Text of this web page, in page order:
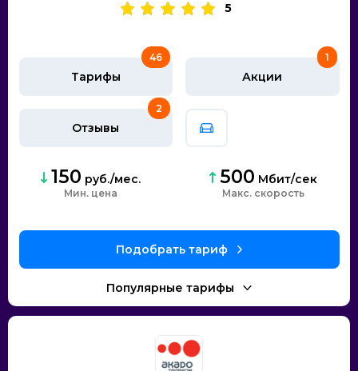
5
Тарифы
46
Акции
1
Отзывы
2
150 руб./мес.
Мин. цена
500 Мбит/сек
скорость